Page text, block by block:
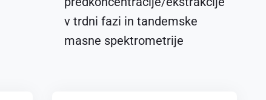
v trdni fazi in tandemske
masne spektrometrije